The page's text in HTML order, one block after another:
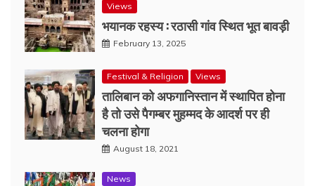
Views
भयानक रहस्य : रठासी गांव स्थित भूत बावड़ी
February 13, 2025
Festival & Religion Views
तालिबान को अफगानिस्तान में स्थापित होना
है तो उसे पैगम्बर मुहम्मद के आदर्श पर ही
चलना होगा
August 18, 2021
News